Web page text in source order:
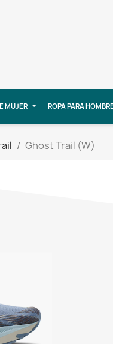
MUJER ROPA PARA
Ghost Trail (W)